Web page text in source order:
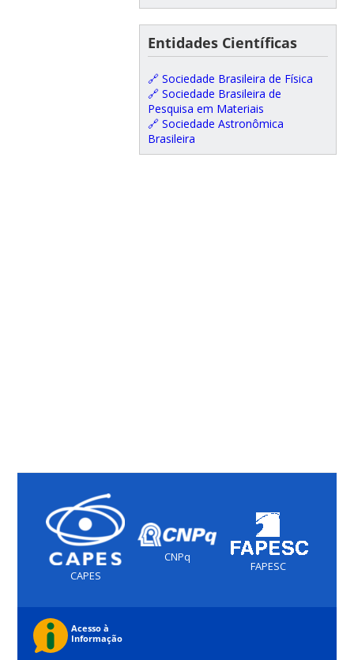
Entidades Científicas
🔗 Sociedade Brasileira de Física
🔗 Sociedade Brasileira de
Pesquisa em Materiais
🔗 Sociedade Astronômica
Brasileira
CAPES
CNPq
FAPESC